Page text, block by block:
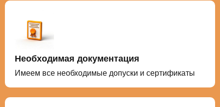
Необходимая документация
Имеем все необходимые допуски и сертификаты